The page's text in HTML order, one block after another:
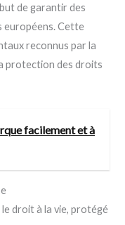
de garantir des
européens. Cette
reconnus par la
protection des droits
facilement et à
le droit à la vie, protégé